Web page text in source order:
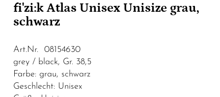
fi'zi:k Atlas Unisex Unisize grau,
schwarz
Art.Nr. 08154630
grey / black, Gr. 38,5
Farbe: grau, schwarz
Geschlecht: Unisex